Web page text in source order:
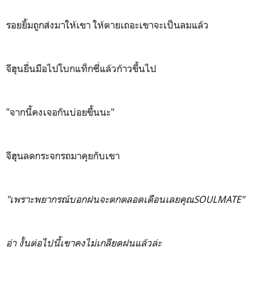
รอยยิ้มถูกส่งมาให้เขา ให้ตายเถอะเขาจะเป็นลมแล้ว
จีฮุนยื่นมือไปโบกแท็กซี่แล้วก้าวขึ้นไป
"จากนี้คงเจอกันบ่อยขึ้นนะ"
จีฮุนลดกระจกรถมาคุยกับเขา
"เพราะพยากรณ์บอกฝนจะตกตลอดเดือนเลยคุณSOULMATE"
อ่า งั้นต่อไปนี้เขาคงไม่เกลียดฝนแล้วล่ะ